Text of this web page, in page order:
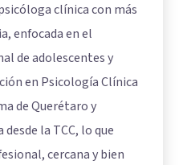
clínica con más
enfocada en el
de adolescentes y
en Psicología Clínica
de Querétaro y
la TCC, lo que
cercana y bien